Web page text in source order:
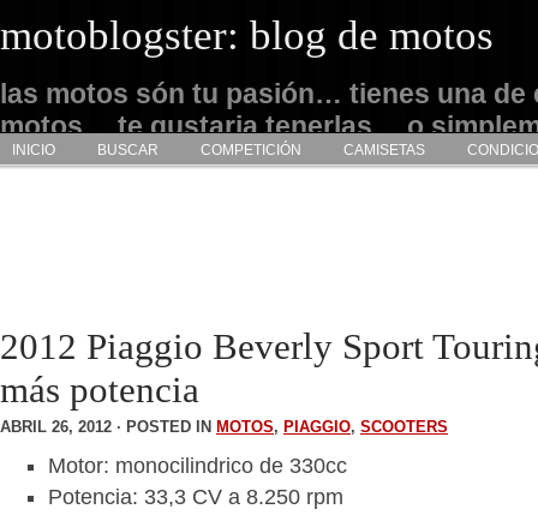
motoblogster: blog de motos
las motos són tu pasión… tienes una de
motos… te gustaria tenerlas… o
admirarlas… este es tu sitio
INICIO BUSCAR COMPETICIÓN CAMISETAS
2012 Piaggio Beverly Sport
más potencia
ABRIL 26, 2012 · POSTED IN MOTOS, PIAGGIO, SCOOTERS
Motor: monocilindrico de 330cc
Potencia: 33,3 CV a 8.250 rpm